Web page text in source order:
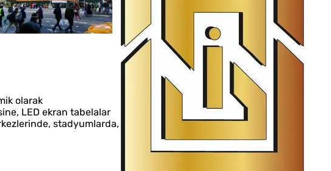
olarak
LED ekran tabelalar
stadyumlarda,